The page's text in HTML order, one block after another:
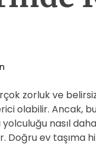
zorluk ve
olabilir. Ancak,
yolculuğu nasıl
Doğru ev taşıma